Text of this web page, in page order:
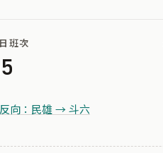
班次
反向：民雄 → 斗六